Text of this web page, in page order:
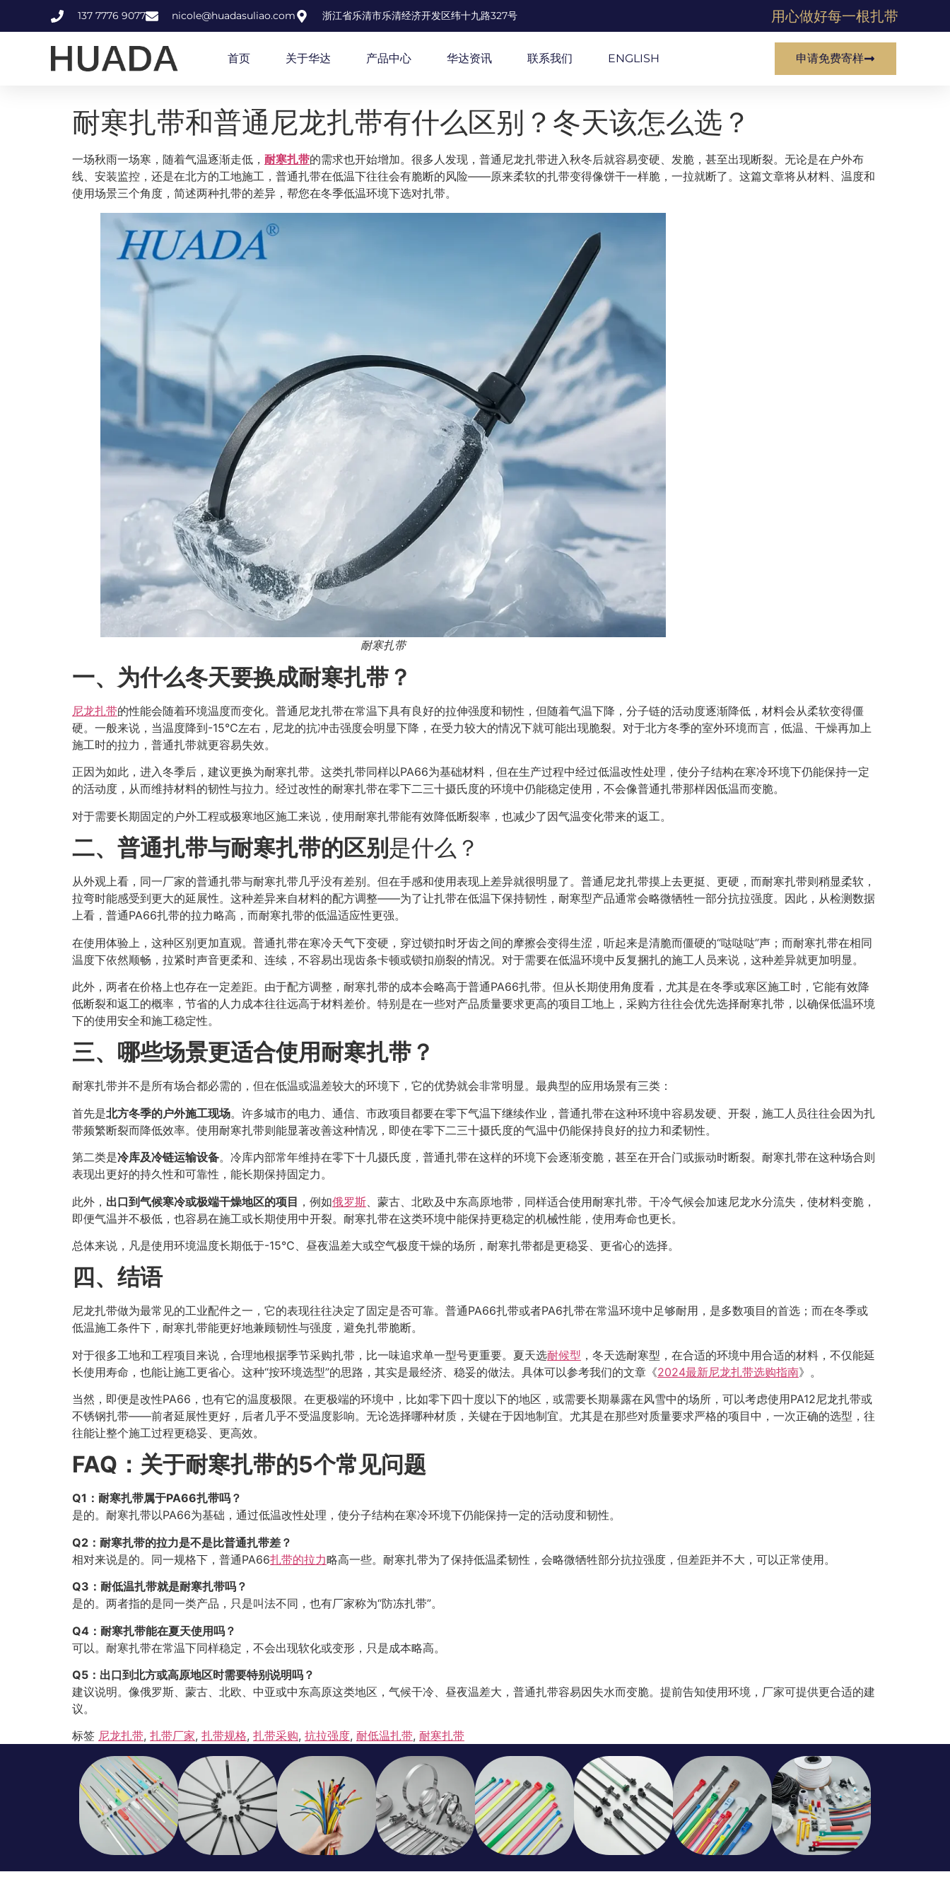
137 7776 9077 nicole@huadasuliao.com 浙江省乐清市乐清经济开发区纬十九路327号 用心做好每一根扎带
首页 关于华达 产品中心 华达资讯 联系我们 ENGLISH 申请免费寄样
耐寒扎带和普通尼龙扎带有什么区别？冬天该怎么选？
一场秋雨一场寒，随着气温逐渐走低， 耐寒扎带的需求也开始增加。很多人发现，普通尼龙扎带进入秋冬后就容易变硬、发脆，甚至出现断裂。无论是在户外布
线、安装监控，还是在北方的工地施工，普通扎带在低温下往往会有脆断的风险——原来柔软的扎带变得像饼干一样脆，一拉就断了。这篇文章将从材料、温度和
使用场景三个角度，简述两种扎带的差异，帮您在冬季低温环境下选对扎带。
耐寒扎带
一、为什么冬天要换成耐寒扎带？
尼龙扎带的性能会随着环境温度而变化。普通尼龙扎带在常温下具有良好的拉伸强度和韧性，但随着气温下降，分子链的活动度逐渐降低，材料会从柔软变得僵
硬。一般来说，当温度降到-15℃左右，尼龙的抗冲击强度会明显下降，在受力较大的情况下就可能出现脆裂。对于北方冬季的室外环境而言，低温、干燥再加上
施工时的拉力，普通扎带就更容易失效。
正因为如此，进入冬季后，建议更换为耐寒扎带。这类扎带同样以PA66为基础材料，但在生产过程中经过低温改性处理，使分子结构在寒冷环境下仍能保持一定
的活动度，从而维持材料的韧性与拉力。经过改性的耐寒扎带在零下二三十摄氏度的环境中仍能稳定使用，不会像普通扎带那样因低温而变脆。
对于需要长期固定的户外工程或极寒地区施工来说，使用耐寒扎带能有效降低断裂率，也减少了因气温变化带来的返工。
二、普通扎带与耐寒扎带的区别 是什么？
从外观上看，同一厂家的普通扎带与耐寒扎带几乎没有差别。但在手感和使用表现上差异就很明显了。普通尼龙扎带摸上去更挺、更硬，而耐寒扎带则稍显柔软，
拉弯时能感受到更大的延展性。这种差异来自材料的配方调整——为了让扎带在低温下保持韧性，耐寒型产品通常会略微牺牲一部分抗拉强度。因此，从检测数据
上看，普通PA66扎带的拉力略高，而耐寒扎带的低温适应性更强。
在使用体验上，这种区别更加直观。普通扎带在寒冷天气下变硬，穿过锁扣时牙齿之间的摩擦会变得生涩，听起来是清脆而僵硬的“哒哒哒”声；而耐寒扎带在相同
温度下依然顺畅，拉紧时声音更柔和、连续，不容易出现齿条卡顿或锁扣崩裂的情况。对于需要在低温环境中反复捆扎的施工人员来说，这种差异就更加明显。
此外，两者在价格上也存在一定差距。由于配方调整，耐寒扎带的成本会略高于普通PA66扎带。但从长期使用角度看，尤其是在冬季或寒区施工时，它能有效降
低断裂和返工的概率，节省的人力成本往往远高于材料差价。特别是在一些对产品质量要求更高的项目工地上，采购方往往会优先选择耐寒扎带，以确保低温环境
下的使用安全和施工稳定性。
三、哪些场景更适合使用耐寒扎带？
耐寒扎带并不是所有场合都必需的，但在低温或温差较大的环境下，它的优势就会非常明显。最典型的应用场景有三类：
首先是北方冬季的户外施工现场。许多城市的电力、通信、市政项目都要在零下气温下继续作业，普通扎带在这种环境中容易发硬、开裂，施工人员往往会因为扎
带频繁断裂而降低效率。使用耐寒扎带则能显著改善这种情况，即使在零下二三十摄氏度的气温中仍能保持良好的拉力和柔韧性。
第二类是冷库及冷链运输设备。冷库内部常年维持在零下十几摄氏度，普通扎带在这样的环境下会逐渐变脆，甚至在开合门或振动时断裂。耐寒扎带在这种场合则
表现出更好的持久性和可靠性，能长期保持固定力。
此外， 出口到气候寒冷或极端干燥地区的项目 ，例如俄罗斯 、蒙古、北欧及中东高原地带，同样适合使用耐寒扎带。干冷气候会加速尼龙水分流失，使材料变脆，
即便气温并不极低，也容易在施工或长期使用中开裂。耐寒扎带在这类环境中能保持更稳定的机械性能，使用寿命也更长。
总体来说，凡是使用环境温度长期低于-15℃、昼夜温差大或空气极度干燥的场所，耐寒扎带都是更稳妥、更省心的选择。
四、结语
尼龙扎带做为最常见的工业配件之一，它的表现往往决定了固定是否可靠。普通PA66扎带或者PA6扎带在常温环境中足够耐用，是多数项目的首选；而在冬季或
低温施工条件下，耐寒扎带能更好地兼顾韧性与强度，避免扎带脆断。
对于很多工地和工程项目来说，合理地根据季节采购扎带，比一味追求单一型号更重要。夏天选耐候型 ，冬天选耐寒型，在合适的环境中用合适的材料，不仅能延
长使用寿命，也能让施工更省心。这种“按环境选型”的思路，其实是最经济、稳妥的做法。具体可以参考我们的文章《2024最新尼龙扎带选购指南》。
当然，即便是改性PA66，也有它的温度极限。在更极端的环境中，比如零下四十度以下的地区，或需要长期暴露在风雪中的场所，可以考虑使用PA12尼龙扎带或
不锈钢扎带——前者延展性更好，后者几乎不受温度影响。无论选择哪种材质，关键在于因地制宜。尤其是在那些对质量要求严格的项目中，一次正确的选型，往
往能让整个施工过程更稳妥、更高效。
FAQ：关于耐寒扎带的5个常见问题
Q1：耐寒扎带属于PA66扎带吗？
是的。耐寒扎带以PA66为基础，通过低温改性处理，使分子结构在寒冷环境下仍能保持一定的活动度和韧性。
Q2：耐寒扎带的拉力是不是比普通扎带差？
相对来说是的。同一规格下，普通PA66扎带的拉力略高一些。耐寒扎带为了保持低温柔韧性，会略微牺牲部分抗拉强度，但差距并不大，可以正常使用。
Q3：耐低温扎带就是耐寒扎带吗？
是的。两者指的是同一类产品，只是叫法不同，也有厂家称为“防冻扎带”。
Q4：耐寒扎带能在夏天使用吗？
可以。耐寒扎带在常温下同样稳定，不会出现软化或变形，只是成本略高。
Q5：出口到北方或高原地区时需要特别说明吗？
建议说明。像俄罗斯、蒙古、北欧、中亚或中东高原这类地区，气候干冷、昼夜温差大，普通扎带容易因失水而变脆。提前告知使用环境，厂家可提供更合适的建
议。
标签 尼龙扎带, 扎带厂家, 扎带规格, 扎带采购, 抗拉强度, 耐低温扎带, 耐寒扎带